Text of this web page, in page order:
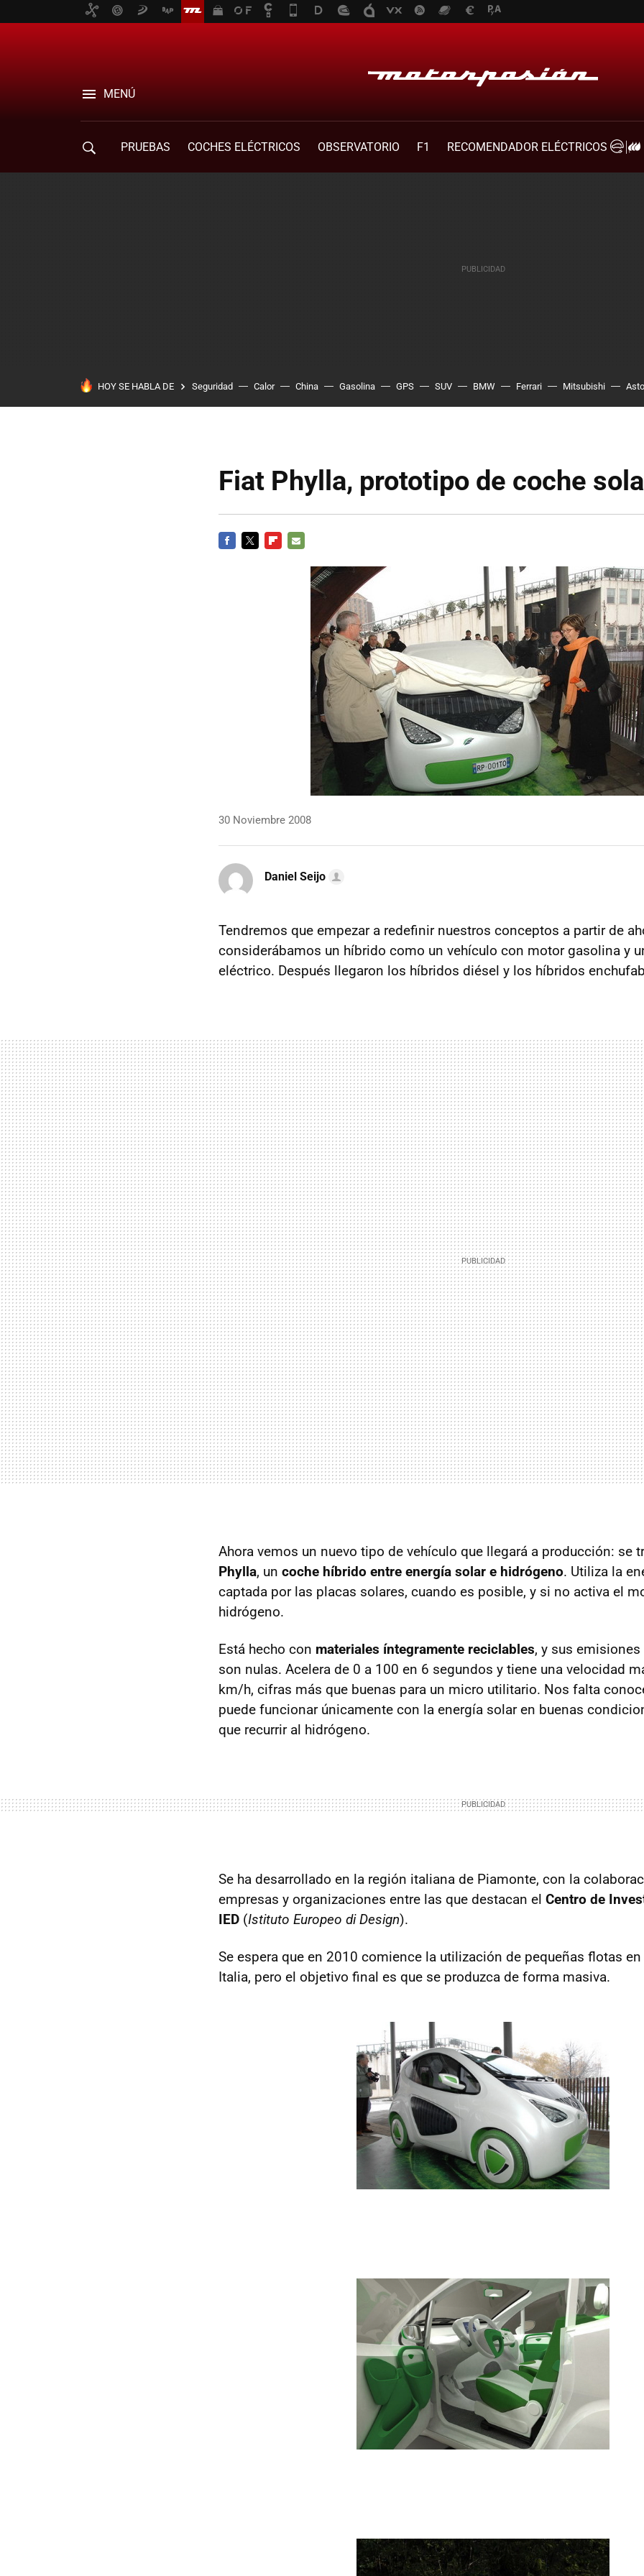
MENÚ
PRUEBAS COCHES ELÉCTRICOS OBSERVATORIO F1
RECOMENDADOR ELÉCTRICOS
HOY SE HABLA DE Seguridad Calor China Gasolina GPS SUV BMW Ferrari Mitsubishi
Fiat Phylla, prototipo de coche
30 Noviembre 2008
Daniel Seijo
Tendremos que empezar a redefinir nuestros conceptos a partir de
considerábamos un híbrido como un vehículo con motor gasolina y
eléctrico. Después llegaron los híbridos diésel y los híbridos
Ahora vemos un nuevo tipo de vehículo que llegará a producción: se
Phylla, un coche híbrido entre energía solar e hidrógeno. Utiliza la
captada por las placas solares, cuando es posible, y si no activa el
hidrógeno.
Está hecho con materiales íntegramente reciclables, y sus
son nulas. Acelera de 0 a 100 en 6 segundos y tiene una velocidad
km/h, cifras más que buenas para un micro utilitario. Nos falta
puede funcionar únicamente con la energía solar en buenas
que recurrir al hidrógeno.
Se ha desarrollado en la región italiana de Piamonte, con la
empresas y organizaciones entre las que destacan el Centro de
IED (Istituto Europeo di Design).
Se espera que en 2010 comience la utilización de pequeñas flotas
Italia, pero el objetivo final es que se produzca de forma masiva.